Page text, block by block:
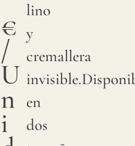
€
/
U
n
i
lino
y
cremallera
en
dos